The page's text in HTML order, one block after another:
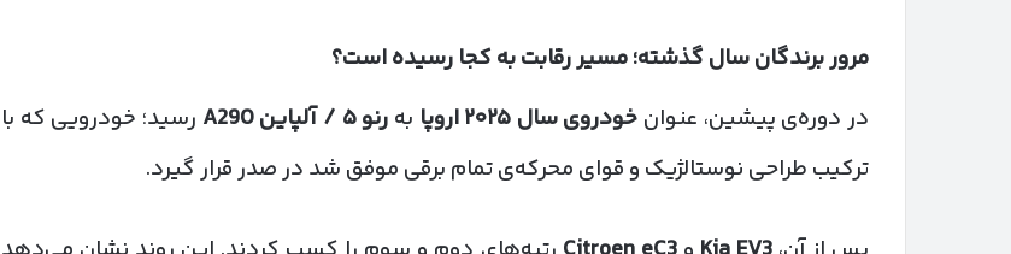
مرور برندگان سال گذشته؛ مسیر رقابت به کجا رسیده است؟
در دوره‌ی پیشین، عنوان خودروی سال ۲۰۲۵اروپا به رنو۵ / آلپاینA290
رسید؛ خودرویی که با
ترکیب طراحی نوستالژیک و قوای محرکه‌ی تمام برقی موفق شد در صدر قرار گیرد.